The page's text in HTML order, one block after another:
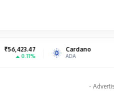
Cardano ₹18.21
ADA
-